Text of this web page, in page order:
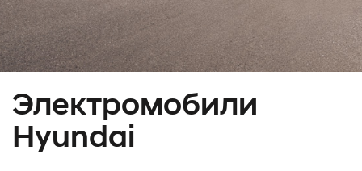
Электромобили
Hyundai